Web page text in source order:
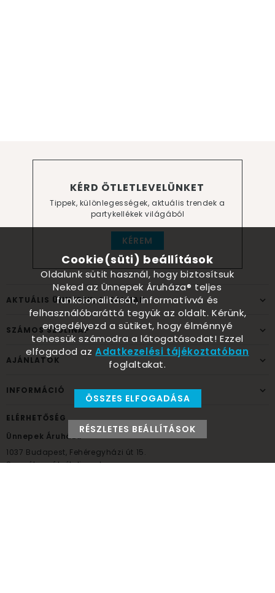
KÉRD ÖTLETLEVELÜNKET
Tippek, különlegességek, aktuális trendek a
partykellékek világából
KÉREM
AKTUÁLIS ÜNNEPEK, ALKALMAK
SZÁMOS SZÜLINAP
AJÁNLATOK
INFORMÁCIÓ
ELÉRHETŐSÉG
Ünnepek Áruháza
1037 Budapest, Fehéregyházi út 15.
Személyes átvételi pont
Cookie(süti) beállítások
Oldalunk sütit használ, hogy biztosítsuk
Neked az Ünnepek Áruháza® teljes
funkcionalitását, informatívvá és
felhasználóbaráttá tegyük az oldalt. Kérünk,
engedélyezd a sütiket, hogy élménnyé
tehessük számodra a látogatásodat! Ezzel
elfogadod azAdatkezelési tájékoztatóban
foglaltakat.
ÖSSZES ELFOGADÁSA
RÉSZLETES BEÁLLÍTÁSOK